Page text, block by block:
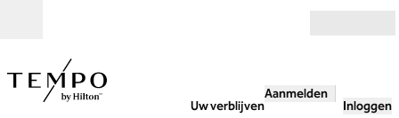
Uw verblijven
Aanmelden
Inloggen